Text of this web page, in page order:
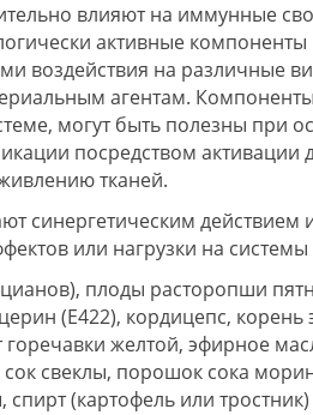
влияют на иммунные
активные
воздействия на различные
агентам.
могут быть полезны при
посредством активации
тканей.
синергетическим действием
или нагрузки на
плоды расторопши
(Е422), кордицепс, корень
горечавки желтой, эфирное
свеклы, порошок сока
(картофель или